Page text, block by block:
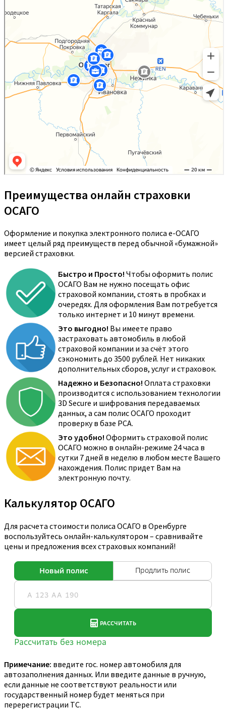
Преимущества онлайн страховки
ОСАГО
Оформление и покупка электронного полиса е-ОСАГО
имеет целый ряд преимуществ перед обычной «бумажной»
версией страховки.
Быстро и Просто! Чтобы оформить полис
ОСАГО Вам не нужно посещать офис
страховой компании, стоять в пробках и
очередях. Для оформления Вам потребуется
только интернет и 10 минут времени.
Это выгодно! Вы имеете право
застраховать автомобиль в любой
страховой компании и за счёт этого
сэкономить до 3500 рублей. Нет никаких
дополнительных сборов, услуг и страховок.
Надежно и Безопасно! Оплата страховки
производится с использованием технологии
3D Secure и шифрования передаваемых
данных, а сам полис ОСАГО проходит
проверку в базе РСА.
Это удобно! Оформить страховой полис
ОСАГО можно в онлайн-режиме 24 часа в
сутки 7 дней в неделю в любом месте Вашего
нахождения. Полис придет Вам на
электронную почту.
Калькулятор ОСАГО
Для расчета стоимости полиса ОСАГО в Оренбурге
воспользуйтесь онлайн-калькулятором – сравнивайте
цены и предложения всех страховых компаний!
Примечание: введите гос. номер автомобиля для
автозаполнения данных. Или введите данные в ручную,
если данные не соответствуют реальности или
государственный номер будет меняться при
перерегистрации ТС.